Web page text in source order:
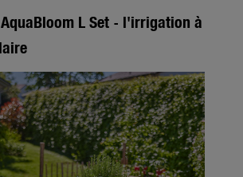
L Set - l'irrigation à